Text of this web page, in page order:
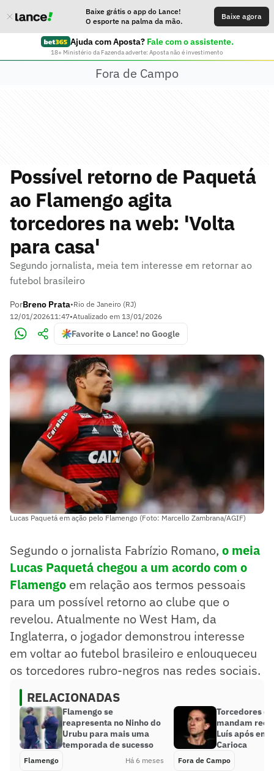
Baixe grátis o app do Lance!
O esporte na palma da mão.
Baixe agora
Ajuda com Aposta? Fale com o assistente.
18+ Ministério da Fazenda adverte: Aposta não é investimento
Fora de Campo
Possível retorno de Paquetá
ao Flamengo agita
torcedores na web: 'Volta
para casa'
Segundo jornalista, meia tem interesse em retornar ao
futebol brasileiro
PorBreno Prata•Rio de Janeiro (RJ)
12/01/202611:47•Atualizado em 13/01/2026
Favorite o Lance! no Google
Lucas Paquetá em ação pelo Flamengo (Foto: Marcello Zambrana/AGIF)
Segundo o jornalista Fabrízio Romano, o meia
Lucas Paquetá chegou a um acordo com o
Flamengo em relação aos termos pessoais
para um possível retorno ao clube que o
revelou. Atualmente no West Ham, da
Inglaterra, o jogador demonstrou interesse
em voltar ao futebol brasileiro e enlouqueceu
os torcedores rubro-negros nas redes sociais.
RELACIONADAS
Flamengo se
reapresenta no Ninho do
Urubu para mais uma
temporada de sucesso
Flamengo Há 6 meses
Torcedores
mandam
Luís após
Carioca
Fora de Campo